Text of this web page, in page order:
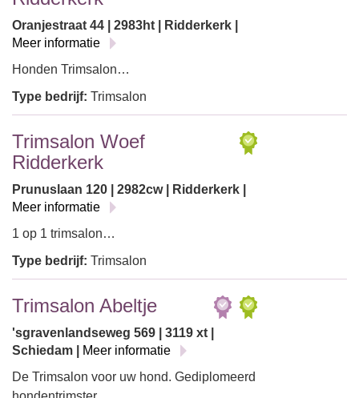
Oranjestraat 44 | 2983ht | Ridderkerk |
Meer informatie
Honden Trimsalon…
Type bedrijf: Trimsalon
Trimsalon Woef
Ridderkerk
Prunuslaan 120 | 2982cw | Ridderkerk |
Meer informatie
1 op 1 trimsalon…
Type bedrijf: Trimsalon
Trimsalon Abeltje
'sgravenlandseweg 569 | 3119 xt |
Schiedam |
Meer informatie
De Trimsalon voor uw hond. Gediplomeerd